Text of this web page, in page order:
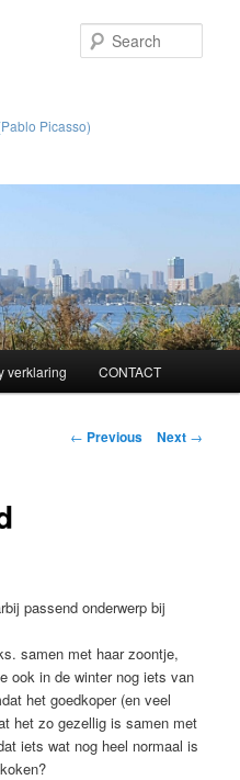
Picasso)
verklaring CONTACT
Post
← Previous Next →
passend onderwerp bij
samen met haar zoontje,
ook in de winter nog iets van
het goedkoper (en veel
het zo gezellig is samen met
iets wat nog heel normaal is